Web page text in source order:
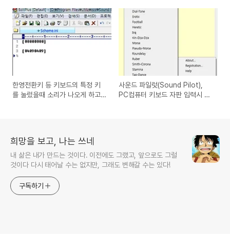
버 받는 방법
한영전환키 등 키보드의 특정 키
를 눌렀을때 소리가 나오게 하고
사운드 파일럿(Sound Pilot),
PC컴퓨터 키보드 자판 입력시 소
희망을 보고, 나는 쓰네
내 삶은 내가 만드는 것이다. 이전에도 그랬고, 앞으로도 그럴
것이다 다시 태어날 수는 없지만, 그래도 변해갈 수는 있다!
구독하기